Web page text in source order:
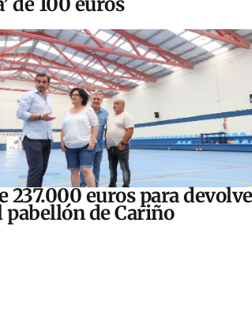
237.000 euros para
pabellón de Cariño